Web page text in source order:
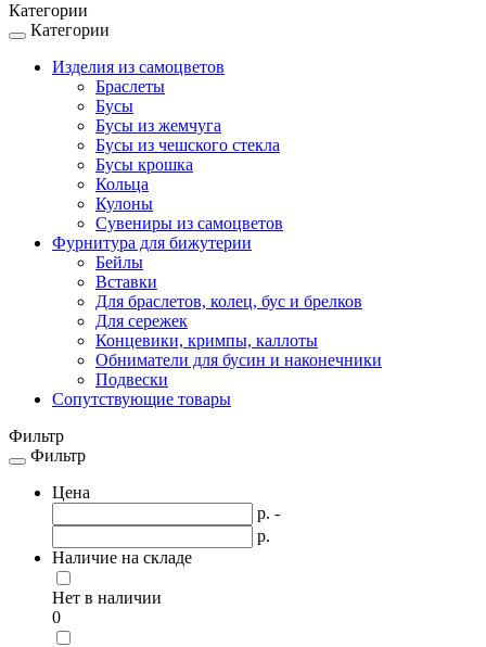
Категории
Toggle
navigation
Категории
Изделия из самоцветов
Браслеты
Бусы
Бусы из жемчуга
Бусы из чешского стекла
Бусы крошка
Кольца
Кулоны
Сувениры из самоцветов
Фурнитура для бижутерии
Бейлы
Вставки
Для браслетов, колец, бус и брелков
Для сережек
Концевики, кримпы, каллоты
Обниматели для бусин и наконечники
Подвески
Сопутствующие товары
Фильтр
Toggle
navigation
Фильтр
Цена
р. -
р.
Наличие на складе
Нет в наличии
0